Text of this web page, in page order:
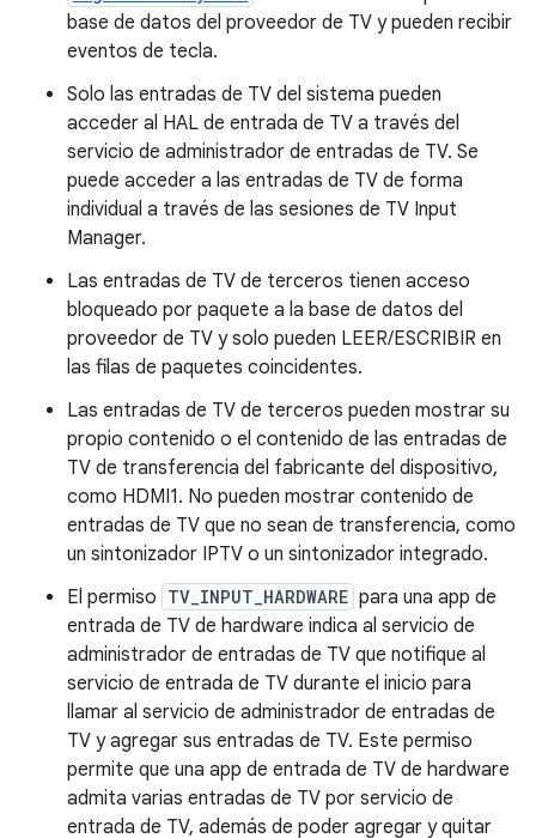
base de datos del proveedor de TV y pueden recibir
eventos de tecla.
Solo las entradas de TV del sistema pueden
acceder al HAL de entrada de TV a través del
servicio de administrador de entradas de TV. Se
puede acceder a las entradas de TV de forma
individual a través de las sesiones de TV Input
Manager.
Las entradas de TV de terceros tienen acceso
bloqueado por paquete a la base de datos del
proveedor de TV y solo pueden LEER/ESCRIBIR en
las filas de paquetes coincidentes.
Las entradas de TV de terceros pueden mostrar su
propio contenido o el contenido de las entradas de
TV de transferencia del fabricante del dispositivo,
como HDMI1. No pueden mostrar contenido de
entradas de TV que no sean de transferencia, como
un sintonizador IPTV o un sintonizador integrado.
El permiso TV_INPUT_HARDWARE para una app de
entrada de TV de hardware indica al servicio de
administrador de entradas de TV que notifique al
servicio de entrada de TV durante el inicio para
llamar al servicio de administrador de entradas de
TV y agregar sus entradas de TV. Este permiso
permite que una app de entrada de TV de hardware
admita varias entradas de TV por servicio de
entrada de TV, además de poder agregar y quitar